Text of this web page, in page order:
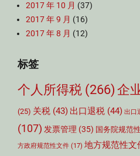
2017 年 10 月 (37)
2017 年 9 月 (16)
2017 年 8 月 (12)
标签
个人所得税 (266) 企
(25) 关税 (43) 出口退税 (44) 出口
(107) 发票管理 (35) 国务院规范
方政府规范性文件 (17) 地方规范性文